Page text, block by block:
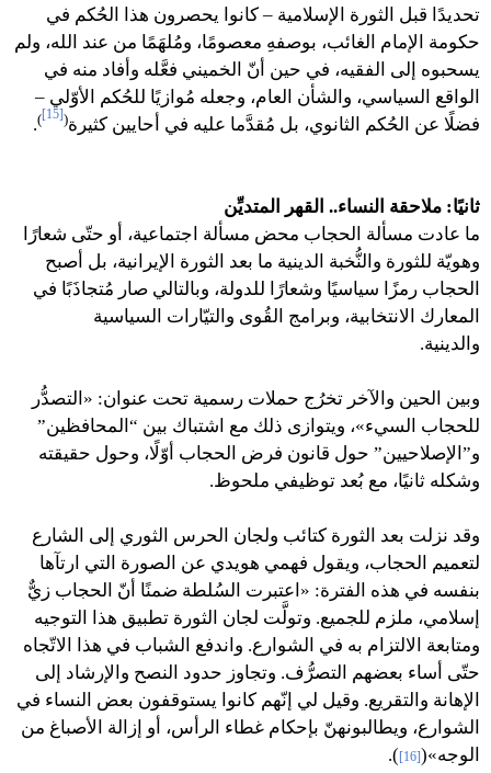
تحديدًا قبل الثورة الإسلامية – كانوا يحصرون هذا الحُكم في
حكومة الإمام الغائب، بوصفهِ معصومًا، ومُلهَمًا من عند الله، ولم
يسحبوه إلى الفقيه، في حين أنّ الخميني فعَّله وأفاد منه في
الواقع السياسي، والشأن العام، وجعله مُوازيًا للحُكم الأوّلي –
فضلًا عن الحُكم الثانوي، بل مُقدَّما عليه في أحايين كثيرة(
[15]
)
.
ثانيًا: ملاحقة النساء.. القهر المتديِّن
ما عادت مسألة الحجاب محض مسألة اجتماعية، أو حتّى شعارًا
وهويّة للثورة والنُّخبة الدينية ما بعد الثورة الإيرانية، بل أصبح
الحجاب رمزًا سياسيًا وشعارًا للدولة، وبالتالي صار مُتجاذَبًا في
المعارك الانتخابية، وبرامج القُوى والتيّارات السياسية
والدينية.
وبين الحين والآخر تخرُج حملات رسمية تحت عنوان: «التصدُّر
للحجاب السيء»، ويتوازى ذلك مع اشتباك بين “المحافظين”
و”الإصلاحيين” حول قانون فرض الحجاب أوّلًا، وحول حقيقته
وشكله ثانيًا، مع بُعد توظيفي ملحوظ.
وقد نزلت بعد الثورة كتائب ولجان الحرس الثوري إلى الشارع
لتعميم الحجاب، ويقول فهمي هويدي عن الصورة التي ارتآها
بنفسه في هذه الفترة: «اعتبرت السُلطة ضمنًا أنّ الحجاب زيٌّ
إسلامي، ملزم للجميع. وتولَّت لجان الثورة تطبيق هذا التوجيه
ومتابعة الالتزام به في الشوارع. واندفع الشباب في هذا الاتّجاه
حتّى أساء بعضهم التصرُّف. وتجاوز حدود النصح والإرشاد إلى
الإهانة والتقريع. وقيل لي إنّهم كانوا يستوقفون بعض النساء في
الشوارع، ويطالبونهنّ بإحكام غطاء الرأس، أو إزالة الأصباغ من
الوجه»([16]
).